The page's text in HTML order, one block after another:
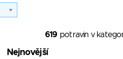
619 potravin v
Nejnovější